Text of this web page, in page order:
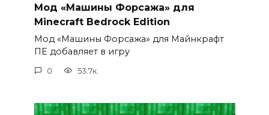
Мод «Машины Форсажа» для
Minecraft Bedrock Edition
Мод «Машины Форсажа» для Майнкрафт
ПЕ добавляет в игру
0 53.7к.